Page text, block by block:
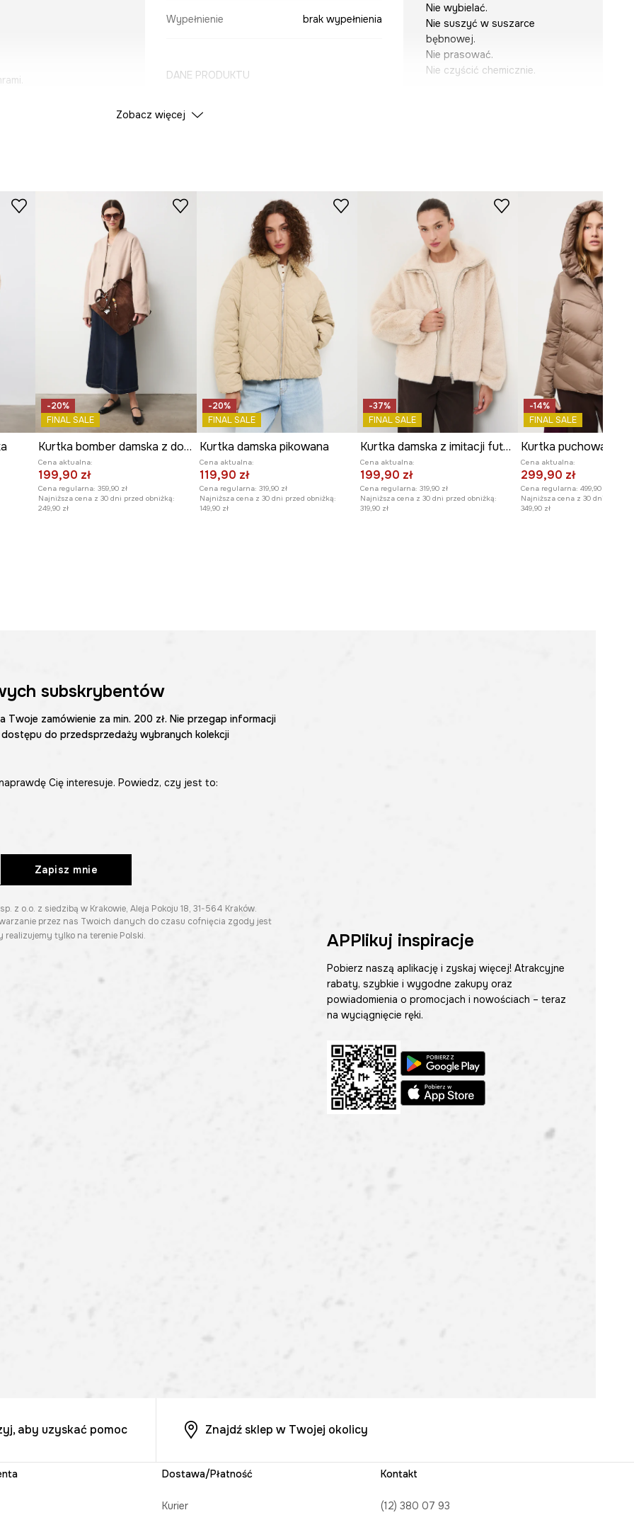
Wypełnienie brak wypełnienia
DANE PRODUKTU
Kolor
Producent
Nie wybielać.
Nie suszyć w suszarce
bębnowej.
Nie prasować.
Nie czyścić chemicznie.
Zobacz więcej
-20%
FINAL SALE
Kurtka bomber damska z domieszką wełny
Cena aktualna:
199,90 zł
Cena regularna: 359,90 zł
Najniższa cena z 30 dni przed obniżką:
249,90 zł
-20%
FINAL SALE
Kurtka damska pikowana
Cena aktualna:
119,90 zł
Cena regularna: 319,90 zł
Najniższa cena z 30 dni przed obniżką:
149,90 zł
-37%
FINAL SALE
Kurtka damska z imitacji futerka
Cena aktualna:
199,90 zł
Cena regularna: 319,90 zł
Najniższa cena z 30 dni przed obniżką:
319,90 zł
-14%
FINAL SALE
Cena aktualna:
299,90 zł
Cena regularna: 499,90 zł
Najniższa cena z 30 dni przed
349,90 zł
subskrybentów
zamówienie za min. 200 zł. Nie przegap informacji
do przedsprzedaży wybranych kolekcji
Cię interesuje. Powiedz, czy jest to:
Zapisz mnie
o.o. z siedzibą w Krakowie, Aleja Pokoju 18, 31-564 Kraków.
przez nas Twoich danych do czasu cofnięcia zgody jest
realizujemy tylko na terenie Polski. APPlikuj inspiracje
Pobierz naszą aplikację i zyskaj więcej! Atrakcyjne
rabaty, szybkie i wygodne zakupy oraz
powiadomienia o promocjach i nowościach – teraz
na wyciągnięcie ręki.
aby uzyskać pomoc Znajdź sklep w Twojej okolicy
Dostawa/Płatność
Kurier
Kontakt
(12) 380 07 93